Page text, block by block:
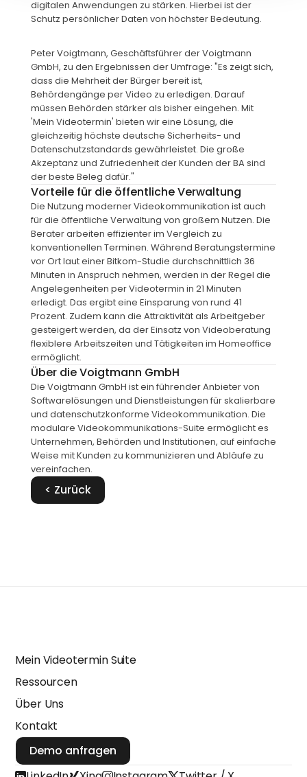
digitalen Anwendungen zu stärken. Hierbei ist der
Schutz persönlicher Daten von höchster Bedeutung.
Peter Voigtmann, Geschäftsführer der Voigtmann
GmbH, zu den Ergebnissen der Umfrage: "Es zeigt sich,
dass die Mehrheit der Bürger bereit ist,
Behördengänge per Video zu erledigen. Darauf
müssen Behörden stärker als bisher eingehen. Mit
'Mein Videotermin' bieten wir eine Lösung, die
gleichzeitig höchste deutsche Sicherheits- und
Datenschutzstandards gewährleistet. Die große
Akzeptanz und Zufriedenheit der Kunden der BA sind
der beste Beleg dafür."
Vorteile für die öffentliche Verwaltung
Die Nutzung moderner Videokommunikation ist auch
für die öffentliche Verwaltung von großem Nutzen. Die
Berater arbeiten effizienter im Vergleich zu
konventionellen Terminen. Während Beratungstermine
vor Ort laut einer Bitkom-Studie durchschnittlich 36
Minuten in Anspruch nehmen, werden in der Regel die
Angelegenheiten per Videotermin in 21 Minuten
erledigt. Das ergibt eine Einsparung von rund 41
Prozent. Zudem kann die Attraktivität als Arbeitgeber
gesteigert werden, da der Einsatz von Videoberatung
flexiblere Arbeitszeiten und Tätigkeiten im Homeoffice
ermöglicht.
Über die Voigtmann GmbH
Die Voigtmann GmbH ist ein führender Anbieter von
Softwarelösungen und Dienstleistungen für skalierbare
und datenschutzkonforme Videokommunikation. Die
modulare Videokommunikations-Suite ermöglicht es
Unternehmen, Behörden und Institutionen, auf einfache
Weise mit Kunden zu kommunizieren und Abläufe zu
vereinfachen.
< Zurück
Mein Videotermin Suite
Ressourcen
Über Uns
Kontakt
Demo anfragen